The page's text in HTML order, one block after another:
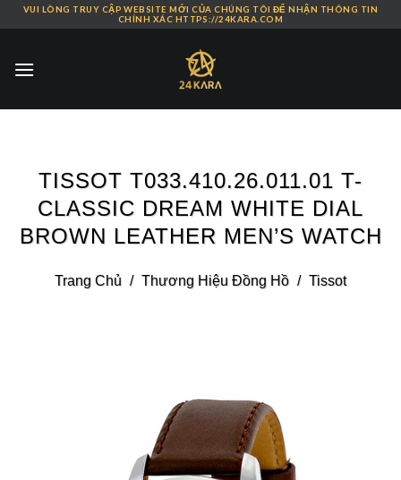
Skip
content
VUI LÒNG TRUY CẬP WEBSITE MỚI CỦA CHÚNG TÔI ĐỂ NHẬN THÔNG TIN
CHÍNH XÁC HTTPS://24KARA.COM
TISSOT T033.410.26.011.01 T-
CLASSIC DREAM WHITE DIAL
BROWN LEATHER MEN’S WATCH
Trang Chủ / Thương Hiệu Đồng Hồ / Tissot